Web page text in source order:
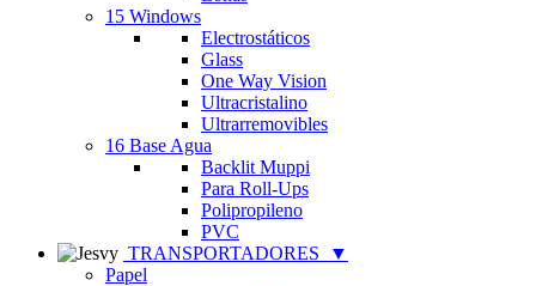
15 Windows
Electrostáticos
Glass
One Way Vision
Ultracristalino
Ultrarremovibles
16 Base Agua
Backlit Muppi
Para Roll-Ups
Polipropileno
PVC
TRANSPORTADORES
▼
Papel